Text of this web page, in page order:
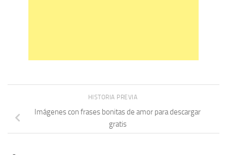
HISTORIA PREVIA
Imágenes con frases bonitas de amor para descargar
gratis